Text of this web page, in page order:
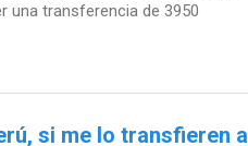
una transferencia de 3950
si me lo transfieren a